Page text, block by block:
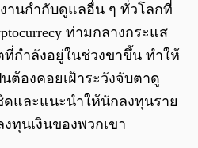
านกำกับดูแลอื่น ๆ ทั่วโลกที่
ท่ามกลางกระแส
กำลังอยู่ในช่วงขาขึ้น ทำให้
ต้องคอยเฝ้าระวังจับตาดู
และแนะนำให้นักลงทุนราย
ทุนเงินของพวกเขา